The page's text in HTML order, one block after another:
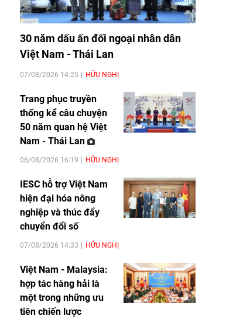
30 năm dấu ấn đối ngoại nhân dân
Việt Nam - Thái Lan
07/08/2026 14:25 HỮU NGHỊ
Trang phục truyền
thống kể câu chuyện
50 năm quan hệ Việt
Nam - Thái Lan
06/08/2026 16:19 HỮU NGHỊ
IESC hỗ trợ Việt Nam
hiện đại hóa nông
nghiệp và thúc đẩy
chuyển đổi số
07/08/2026 14:33 HỮU NGHỊ
Việt Nam - Malaysia:
hợp tác hàng hải là
một trong những ưu
tiên chiến lược